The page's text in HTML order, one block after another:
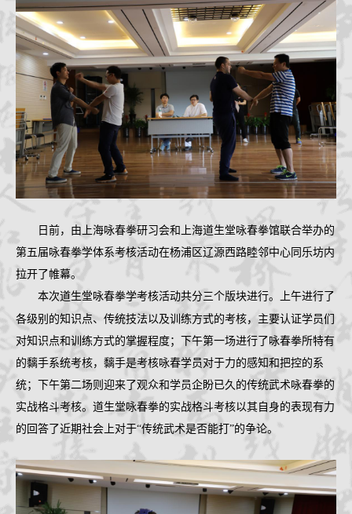
视频课堂
咏春拳经
档案查询
学员档案
教练认证
拳馆认证
报名学习
招生简章
体系制度
日前， 由上海咏春拳研习会和上海道生堂咏春拳馆联合举办的
第五届咏春拳学体系考核活动在杨浦区辽源西路睦邻中心同乐坊内
拉开了帷幕。
本次道生堂咏春拳学考核活动共分三个版块进行。上午进行了
各级别的知识点、传统技法以及训练方式的考核，主要认证学员们
对知识点和训练方式的掌握程度；下午第一场进行了咏春拳所特有
的黐手系统考核，黐手是考核咏春学员对于力的感知和把控的系
统；下午第二场则迎来了观众和学员企盼已久的传统武术咏春拳的
实战格斗考核。道生堂咏春拳的实战格斗考核以其自身的表现有力
的回答了近期社会上对于“传统武术是否能打”的争论。